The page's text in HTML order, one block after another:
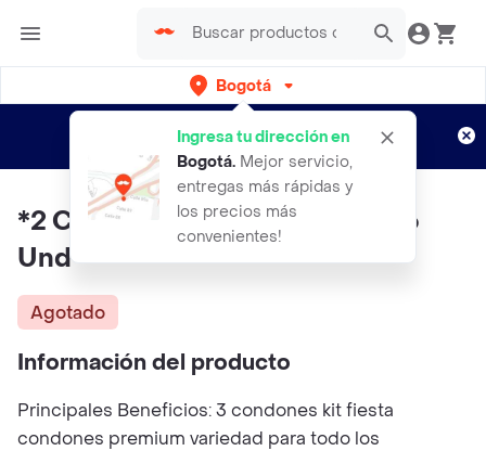
Bogotá
Ingresa tu dirección en
Bogotá. Mejor servicio,
entregas más rápidas y
los precios más
convenientes!
envíos gratis por semanas
Aplican TyC
*2 Condones Duo Kit Fiesta X 6
Und
Agotado
Información del producto
Principales Beneficios: 3 condones kit fiesta
condones premium variedad para todo los